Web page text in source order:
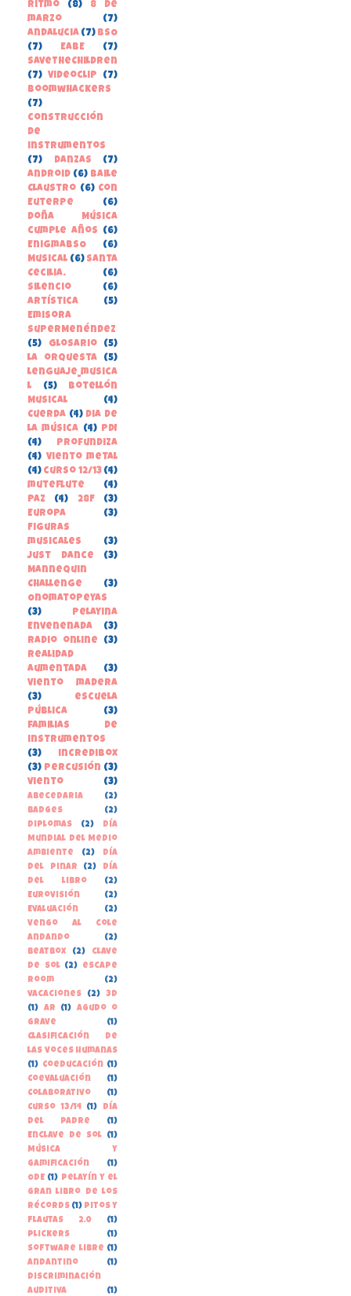
Ritmo (8)
8 de
marzo
(7)
Andalucia (7) BSO
(7)
EABE
(7)
SaveTheChildren
(7) Videoclip
(7)
boomwhackers
(7)
construcción
de
instrumentos
(7)
danzas
(7)
Android (6) Baile
Claustro (6) Con
Euterpe
(6)
Doña Música
cumple años
(6)
EnigmaBSO
(6)
Musical (6) Santa
Cecilia.
(6)
Silencio
(6)
Artística
(5)
Emisora
SuperMenéndez
(5)
Glosario
(5)
la orquesta
(5)
lenguaje_musica
l
(5)
Botellón
Musical
(4)
Cuerda (4) Dia de
la música (4) PDI
(4)
Profundiza
(4) Viento metal
(4) curso 12/13 (4)
muteflute
(4)
paz
(4) 28F
(3)
Europa
(3)
Figuras
musicales
(3)
Just Dance
(3)
Mannequin
Challenge
(3)
Onomatopeyas
(3)
Pelayina
Envenenada
(3)
Radio online
(3)
Realidad
Aumentada
(3)
Viento madera
(3)
escuela
pública
(3)
familias de
instrumentos
(3)
incredibox
(3) percusión (3)
viento
(3)
Abecedaria
(2)
Badges
(2)
Diplomas
(2)
Día
Mundial del Medio
Ambiente
(2)
Día
del Pinar
(2)
Día
del libro
(2)
Eurovisión
(2)
Evaluación
(2)
Vengo al cole
andando
(2)
beatbox
(2)
clave
de sol (2)
escape
room
(2)
vacaciones
(2)
3D
(1)
AR (1)
Agudo o
grave
(1)
Clasificación de
las voces humanas
(1) Coeducación (1)
Coevaluación
(1)
Colaborativo
(1)
Curso 13/14
(1)
Día
del Padre
(1)
Enclave de Sol
(1)
Música y
gamificación
(1)
ODE (1)
Pelayín y el
gran libro de los
récords (1) Pitos y
Flautas 2.0
(1)
Plickers
(1)
Software libre (1)
andantino
(1)
discriminación
auditiva
(1)